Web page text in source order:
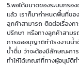
5.พอได้ขนาดของระบบกร
แล้ว เราก็มากำหนดพื้นที่ขอ
ลูกค้าสามารถ ติดต่อเรื่องก
ปรึกษา หรือทางลูกค้าสามร
การขออนุญาติทำโรงงานน้
น้ำดื่ม ว่าจะต้องมีลักษณะการ
ทำให้ได้เกณฑ์ที่ทางผู้อนุมัติท